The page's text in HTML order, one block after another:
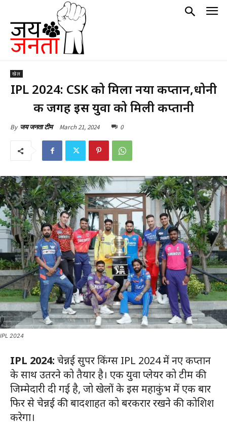
खेल
IPL 2024: CSK को मिला नया कप्तान,धोनी
की जगह इस युवा को मिली कप्तानी
By जय जनता टीम March 21, 2024 0
IPL 2024
IPL 2024: चेन्नई सुपर किंग्स IPL 2024 में नए कप्तान
के साथ उतरने को तैयार है। एक युवा प्लेयर को टीम की
जिम्मेदारी दी गई है, जो खेलों के इस महाकुंभ में एक बार
फिर से चेन्नई की बादशाहत को बरकरार रखने की कोशिश
करेगा।